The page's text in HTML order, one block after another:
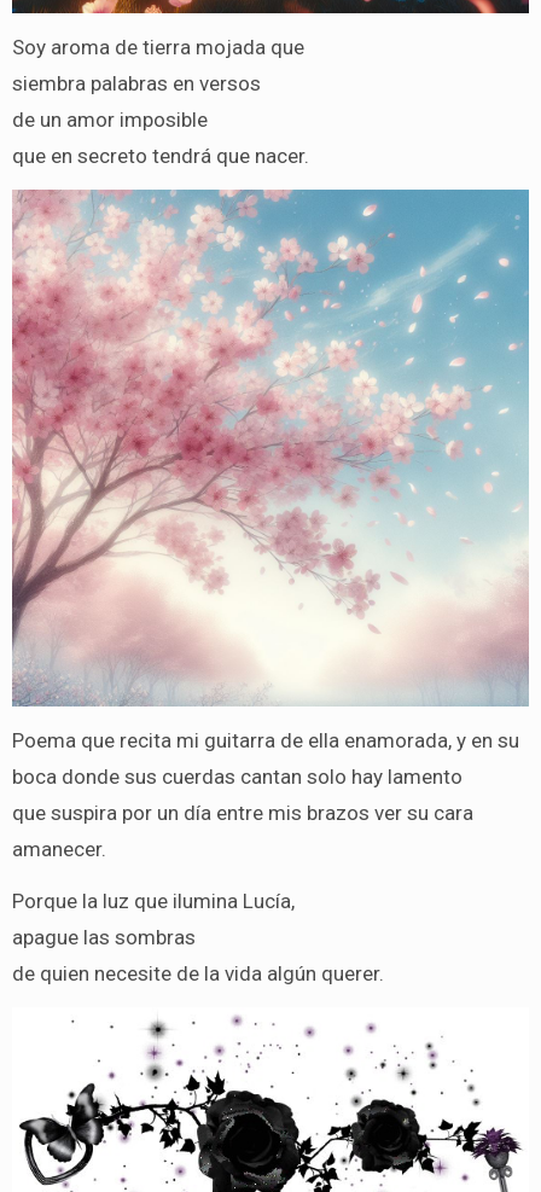
Soy aroma de tierra mojada que
siembra palabras en versos
de un amor imposible
que en secreto tendrá que nacer.
Poema que recita mi guitarra de ella enamorada, y en su
boca donde sus cuerdas cantan solo hay lamento
que suspira por un día entre mis brazos ver su cara
amanecer.
Porque la luz que ilumina Lucía,
apague las sombras
de quien necesite de la vida algún querer.